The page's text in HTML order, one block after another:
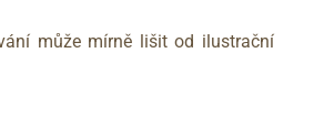
může mírně lišit od ilustrační